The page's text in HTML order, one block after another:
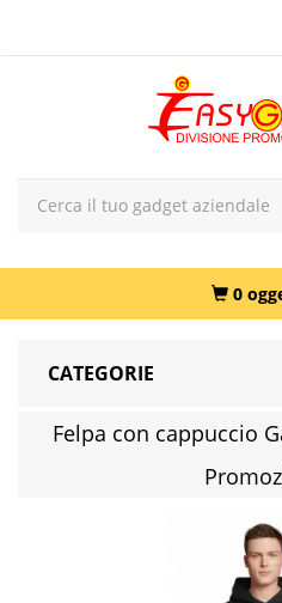
0
CATEGORIE
Felpa con cappuccio